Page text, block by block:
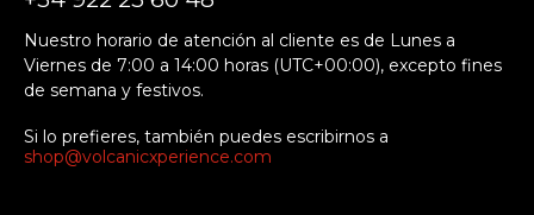
Nuestro horario de atención al cliente es de Lunes a
Viernes de 7:00 a 14:00 horas (UTC+00:00), excepto fines
de semana y festivos.
Si lo prefieres, también puedes escribirnos a
shop@volcanicxperience.com